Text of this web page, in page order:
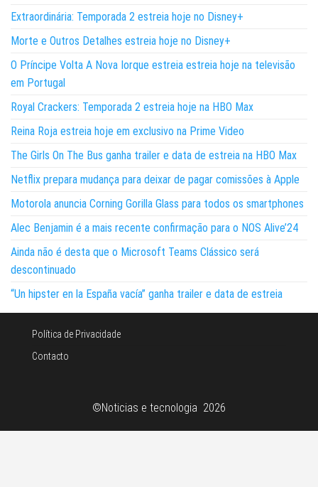
Extraordinária: Temporada 2 estreia hoje no Disney+
Morte e Outros Detalhes estreia hoje no Disney+
O Príncipe Volta A Nova Iorque estreia estreia hoje na televisão
em Portugal
Royal Crackers: Temporada 2 estreia hoje na HBO Max
Reina Roja estreia hoje em exclusivo na Prime Video
The Girls On The Bus ganha trailer e data de estreia na HBO Max
Netflix prepara mudança para deixar de pagar comissões à Apple
Motorola anuncia Corning Gorilla Glass para todos os smartphones
Alec Benjamin é a mais recente confirmação para o NOS Alive’24
Ainda não é desta que o Microsoft Teams Clássico será
descontinuado
“Un hipster en la España vacía” ganha trailer e data de estreia
Política de Privacidade
Contacto
©Noticias e tecnologia 2026